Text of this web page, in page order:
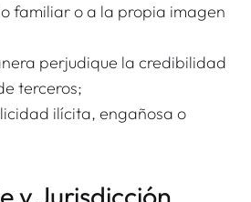
familiar o a la propia imagen
perjudique la credibilidad
terceros;
ilícita, engañosa o